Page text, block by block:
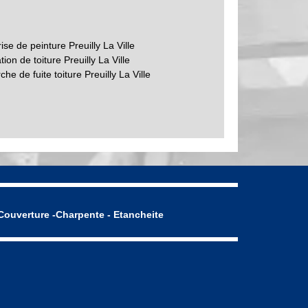
de peinture Preuilly La Ville
de toiture Preuilly La Ville
de fuite toiture Preuilly La Ville
-Charpente - Etancheite